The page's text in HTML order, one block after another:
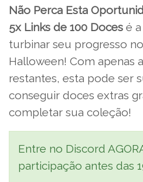
Não Perca Esta
5x Links de 100 Doces é
turbinar seu progresso
Halloween! Com apenas
restantes, esta pode ser
conseguir doces extras
completar sua coleção!
Entre no Discord
participação antes das